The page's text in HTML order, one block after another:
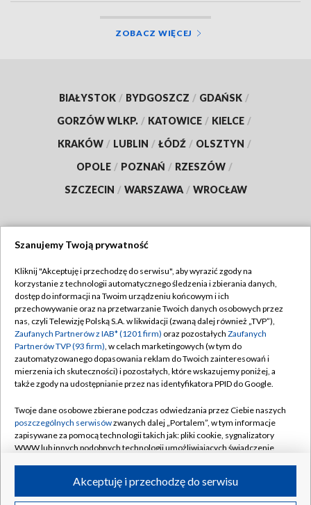
ZOBACZ WIĘCEJ
BIAŁYSTOK / BYDGOSZCZ / GDAŃSK /
GORZÓW WLKP. / KATOWICE / KIELCE /
KRAKÓW / LUBLIN / ŁÓDŹ / OLSZTYN /
OPOLE / POZNAŃ / RZESZÓW /
SZCZECIN / WARSZAWA / WROCŁAW
TVP
Abonament TVP
Emisja w TVP
Centrum informacji TVP
Naziemna Telewizja Cyfrowa
Rada Programowa
System NOS
Informacje o nadawcy
Program dla prasy
Regulamin TVP
Polityka prywatności
Moje zgody
Pomoc
Kontakt
Kanały
©2026 Telewizja Polska S.A. w likwidacji
Szanujemy Twoją prywatność
Kliknij "Akceptuję i przechodzę do serwisu", aby wyrazić zgody na
korzystanie z technologii automatycznego śledzenia i zbierania danych,
dostęp do informacji na Twoim urządzeniu końcowym i ich
przechowywanie oraz na przetwarzanie Twoich danych osobowych przez
nas, czyli Telewizję Polską S.A. w likwidacji (zwaną dalej również „TVP”),
Zaufanych Partnerów z IAB* (1201 firm) oraz pozostałych Zaufanych
Partnerów TVP (93 firm), w celach marketingowych (w tym do
zautomatyzowanego dopasowania reklam do Twoich zainteresowań i
mierzenia ich skuteczności) i pozostałych, które wskazujemy poniżej, a
także zgody na udostępnianie przez nas identyfikatora PPID do Google.
Twoje dane osobowe zbierane podczas odwiedzania przez Ciebie naszych
poszczególnych serwisówzwanych dalej „Portalem”, w tym informacje
zapisywane za pomocą technologii takich jak: pliki cookie, sygnalizatory
WWW lub innych podobnych technologii umożliwiających świadczenie
ruchu w Internecie.Akceptuję i przechodzę do serwisu